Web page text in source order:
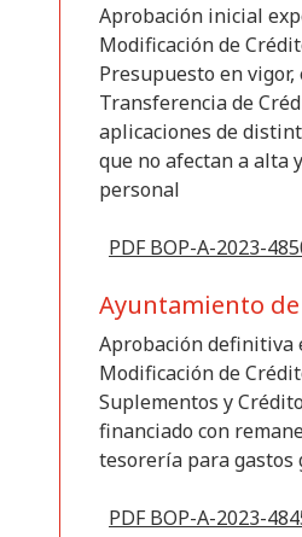
Aprobación inicial
Modificación de
Presupuesto en
Transferencia de
aplicaciones de
que no afectan a alta
personal
PDF BOP-A-2023-
Ayuntamiento
Aprobación definitiva
Modificación de
Suplementos y
financiado con
tesorería para gastos
PDF BOP-A-2023-